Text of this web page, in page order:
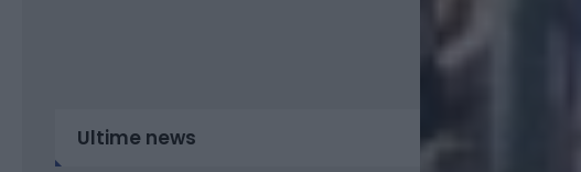
Ultime news